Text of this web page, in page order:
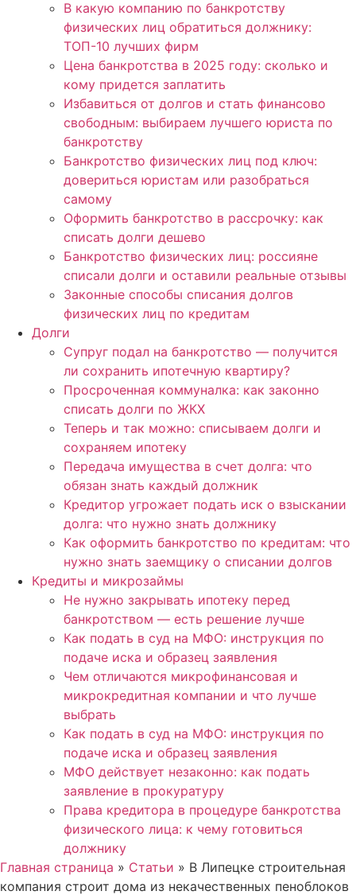
В какую компанию по банкротству
физических лиц обратиться должнику:
ТОП-10 лучших фирм
Цена банкротства в 2025 году: сколько и
кому придется заплатить
Избавиться от долгов и стать финансово
свободным: выбираем лучшего юриста по
банкротству
Банкротство физических лиц под ключ:
довериться юристам или разобраться
самому
Оформить банкротство в рассрочку: как
списать долги дешево
Банкротство физических лиц: россияне
списали долги и оставили реальные отзывы
Законные способы списания долгов
физических лиц по кредитам
Долги
Супруг подал на банкротство — получится
ли сохранить ипотечную квартиру?
Просроченная коммуналка: как законно
списать долги по ЖКХ
Теперь и так можно: списываем долги и
сохраняем ипотеку
Передача имущества в счет долга: что
обязан знать каждый должник
Кредитор угрожает подать иск о взыскании
долга: что нужно знать должнику
Как оформить банкротство по кредитам: что
нужно знать заемщику о списании долгов
Кредиты и микрозаймы
Не нужно закрывать ипотеку перед
банкротством — есть решение лучше
Как подать в суд на МФО: инструкция по
подаче иска и образец заявления
Чем отличаются микрофинансовая и
микрокредитная компании и что лучше
выбрать
Как подать в суд на МФО: инструкция по
подаче иска и образец заявления
МФО действует незаконно: как подать
заявление в прокуратуру
Права кредитора в процедуре банкротства
физического лица: к чему готовиться
должнику
Главная страница » Статьи » В Липецке строительная
компания строит дома из некачественных пеноблоков